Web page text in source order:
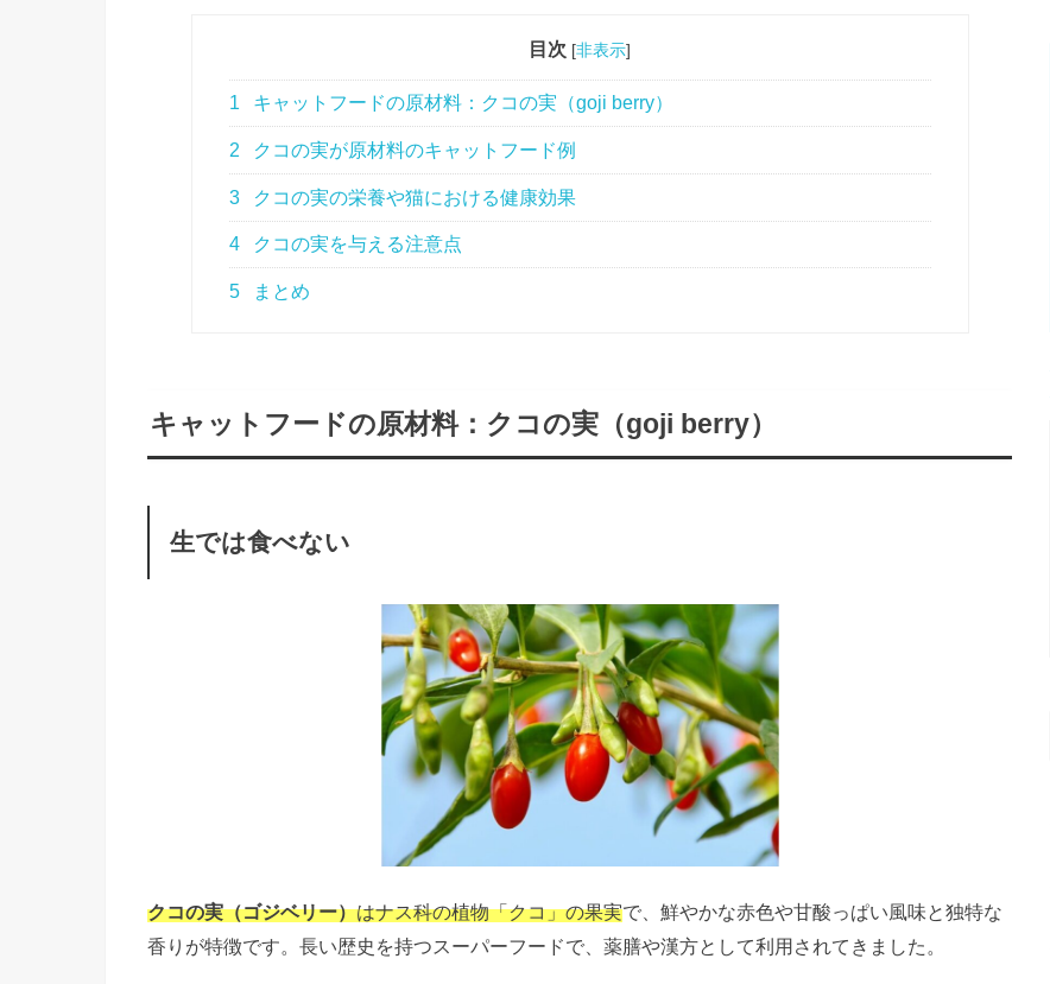
目次 [非表示]
1 キャットフードの原材料：クコの実（goji berry）
2 クコの実が原材料のキャットフード例
3 クコの実の栄養や猫における健康効果
4 クコの実を与える注意点
5 まとめ
キャットフードの原材料：クコの実（goji berry）
生では食べない
クコの実（ゴジベリー）はナス科の植物「クコ」の果実で、鮮やかな赤色や甘酸っぱい風味と独特な
香りが特徴です。 長い歴史を持つスーパーフードで、薬膳や漢方として利用されてきました。